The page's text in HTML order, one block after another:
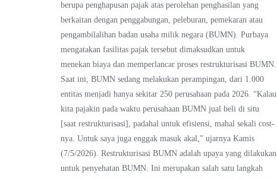
berupa penghapusan pajak atas perolehan penghasilan yang
berkaitan dengan penggabungan, peleburan, pemekaran atau
pengambilalihan badan usaha milik negara (BUMN). Purbaya
mengatakan fasilitas pajak tersebut dimaksudkan untuk
menekan biaya dan memperlancar proses restrukturisasi BUMN.
Saat ini, BUMN sedang melakukan perampingan, dari 1.000
entitas menjadi hanya sekitar 250 perusahaan pada 2026. “Kalau
kita pajakin pada waktu perusahaan BUMN jual beli di situ
[saat restrukturisasi], padahal untuk efisiensi, mahal sekali cost-
nya. Untuk saya juga enggak masuk akal,” ujarnya Kamis
(7/5/2026). Restrukturisasi BUMN adalah upaya yang dilakukan
untuk penyehatan BUMN. Ini merupakan salah satu langkah